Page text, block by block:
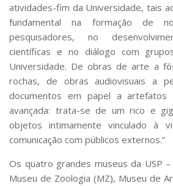
atividades-fim da Universidade, tais
fundamental na formação de
pesquisadores, no
científicas e no diálogo com
Universidade. De obras de arte a
rochas, de obras audiovisuais a
documentos em papel a artefatos
avançada: trata-se de um rico e
objetos intimamente vinculado à
comunicação com públicos externos.”
Os quatro grandes museus da USP
Museu de Zoologia (MZ), Museu de